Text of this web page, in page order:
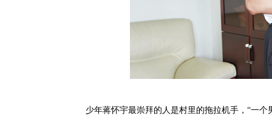
少年蒋怀宇最崇拜的人是村里的拖拉机手，“一